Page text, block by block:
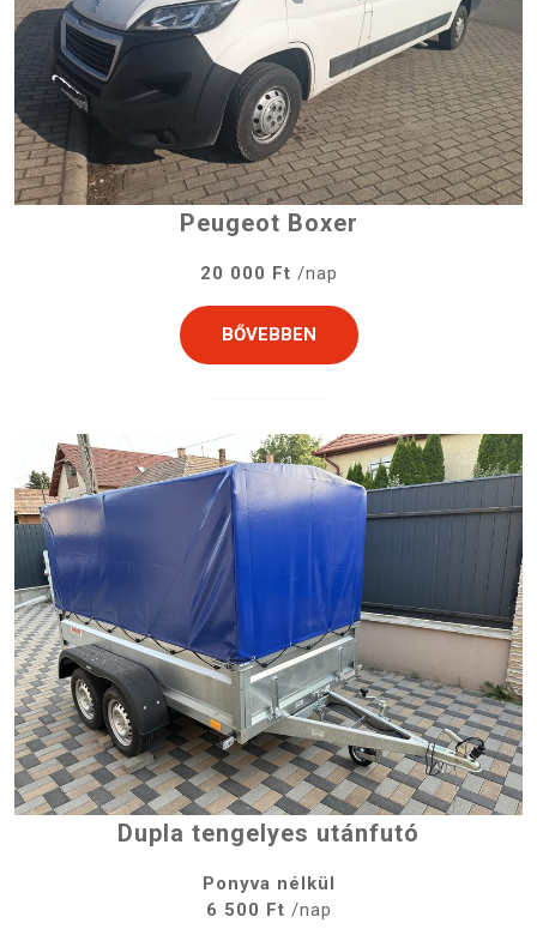
Peugeot Boxer
20 000 Ft /nap
BŐVEBBEN
Dupla tengelyes utánfutó
Ponyva nélkül
6 500 Ft /nap